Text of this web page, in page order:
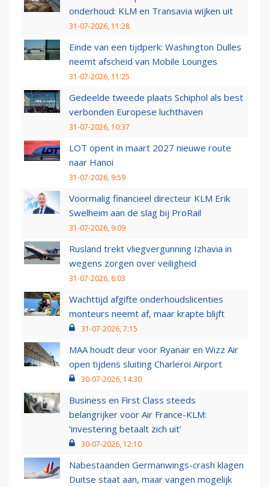
onderhoud: KLM en Transavia wijken uit
31-07-2026, 11:28
Einde van een tijdperk: Washington Dulles
neemt afscheid van Mobile Lounges
31-07-2026, 11:25
Gedeelde tweede plaats Schiphol als best
verbonden Europese luchthaven
31-07-2026, 10:37
LOT opent in maart 2027 nieuwe route
naar Hanoi
31-07-2026, 9:59
Voormalig financieel directeur KLM Erik
Swelheim aan de slag bij ProRail
31-07-2026, 9:09
Rusland trekt vliegvergunning Izhavia in
wegens zorgen over veiligheid
31-07-2026, 8:03
Wachttijd afgifte onderhoudslicenties
monteurs neemt af, maar krapte blijft
31-07-2026, 7:15
MAA houdt deur voor Ryanair en Wizz Air
open tijdens sluiting Charleroi Airport
30-07-2026, 14:30
Business en First Class steeds
belangrijker voor Air France-KLM:
‘investering betaalt zich uit’
30-07-2026, 12:10
Nabestaanden Germanwings-crash klagen
Duitse staat aan, maar vangen mogelijk